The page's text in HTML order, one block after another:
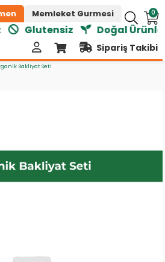
0
Memleket Gurmesi
Glutensiz Doğal Ürünler
Sipariş Takibi
Bakliyat Seti